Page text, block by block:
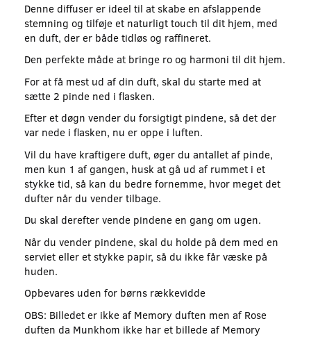
Denne diffuser er ideel til at skabe en afslappende
stemning og tilføje et naturligt touch til dit hjem, med
en duft, der er både tidløs og raffineret.
Den perfekte måde at bringe ro og harmoni til dit hjem.
For at få mest ud af din duft, skal du starte med at
sætte 2 pinde ned i flasken.
Efter et døgn vender du forsigtigt pindene, så det der
var nede i flasken, nu er oppe i luften.
Vil du have kraftigere duft, øger du antallet af pinde,
men kun 1 af gangen, husk at gå ud af rummet i et
stykke tid, så kan du bedre fornemme, hvor meget det
dufter når du vender tilbage.
Du skal derefter vende pindene en gang om ugen.
Når du vender pindene, skal du holde på dem med en
serviet eller et stykke papir, så du ikke får væske på
huden.
Opbevares uden for børns rækkevidde
OBS: Billedet er ikke af Memory duften men af Rose
duften da Munkhom ikke har et billede af Memory